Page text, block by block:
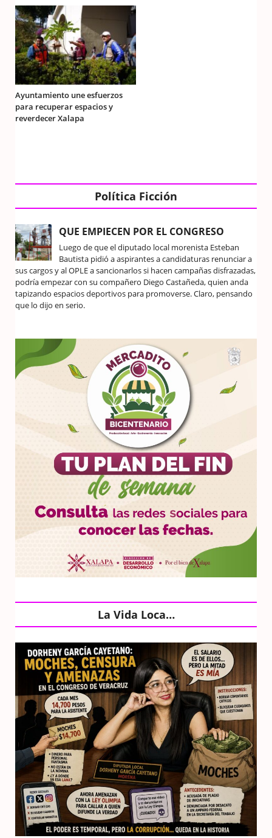
Ayuntamiento une esfuerzos
para recuperar espacios y
reverdecer Xalapa
Política Ficción
QUE EMPIECEN POR EL CONGRESO
Luego de que el diputado local morenista Esteban
Bautista pidió a aspirantes a candidaturas renunciar a
sus cargos y al OPLE a sancionarlos si hacen campañas disfrazadas,
podría empezar con su compañero Diego Castañeda, quien anda
tapizando espacios deportivos para promoverse. Claro, pensando
que lo dijo en serio.
La Vida Loca…